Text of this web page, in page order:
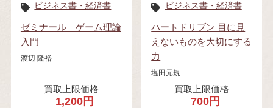
ビジネス書・経済書
ゼミナール ゲーム理論
入門
渡辺 隆裕
買取上限価格
1,200円
ビジネス書・経済書
ハートドリブン 目に見
えないものを大切にする
力
塩田元規
買取上限価格
700円